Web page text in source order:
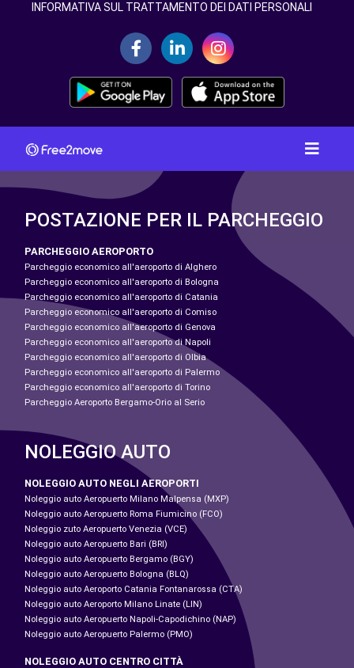
INFORMATIVA SUL TRATTAMENTO DEI DATI PERSONALI
POSTAZIONE PER IL PARCHEGGIO
PARCHEGGIO AEROPORTO
Parcheggio economico all'aeroporto di Alghero
Parcheggio economico all'aeroporto di Bologna
Parcheggio economico all'aeroporto di Catania
Parcheggio economico all'aeroporto di Comiso
Parcheggio economico all'aeroporto di Genova
Parcheggio economico all'aeroporto di Napoli
Parcheggio economico all'aeroporto di Olbia
Parcheggio economico all'aeroporto di Palermo
Parcheggio economico all'aeroporto di Torino
Parcheggio Aeroporto Bergamo-Orio al Serio
NOLEGGIO AUTO
NOLEGGIO AUTO NEGLI AEROPORTI
Noleggio auto Aeropuerto Milano Malpensa (MXP)
Noleggio auto Aeropuerto Roma Fiumicino (FCO)
Noleggio zuto Aeropuerto Venezia (VCE)
Noleggio auto Aeropuerto Bari (BRI)
Noleggio auto Aeropuerto Bergamo (BGY)
Noleggio auto Aeropuerto Bologna (BLQ)
Noleggio auto Aeroporto Catania Fontanarossa (CTA)
Noleggio auto Aeroporto Milano Linate (LIN)
Noleggio auto Aeropuerto Napoli-Capodichino (NAP)
Noleggio auto Aeropuerto Palermo (PMO)
NOLEGGIO AUTO CENTRO CITTÀ